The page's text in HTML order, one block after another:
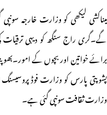
میناکشی لیکھی کو وزارت خارجہ
گے۔گری راج سنگھ کو دیہی ترقیات
برائے خواتین اور بچوں کے
پشوپتی پارس کو وزارت فوڈ
وزارت ثقافت سونپی گئی ہے۔